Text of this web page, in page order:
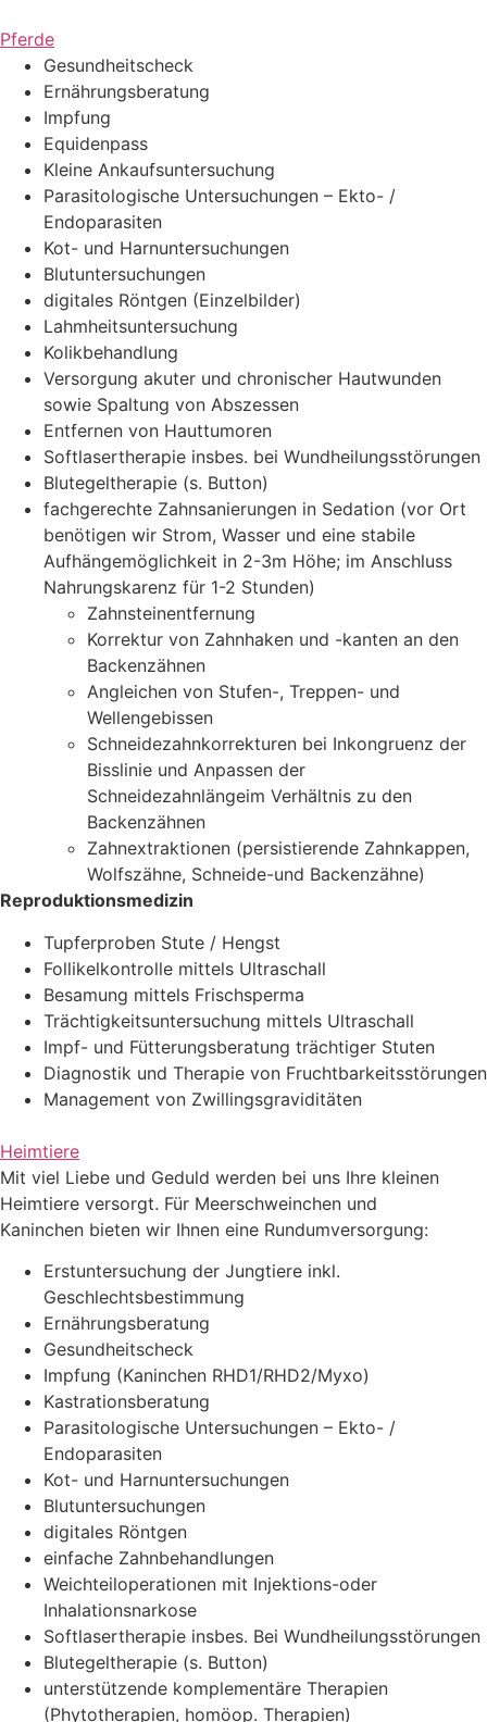
Pferde
Gesundheitscheck
Ernährungsberatung
Impfung
Equidenpass
Kleine Ankaufsuntersuchung
Parasitologische Untersuchungen – Ekto- /
Endoparasiten
Kot- und Harnuntersuchungen
Blutuntersuchungen
digitales Röntgen (Einzelbilder)
Lahmheitsuntersuchung
Kolikbehandlung
Versorgung akuter und chronischer Hautwunden
sowie Spaltung von Abszessen
Entfernen von Hauttumoren
Softlasertherapie insbes. bei Wundheilungsstörungen
Blutegeltherapie (s. Button)
fachgerechte Zahnsanierungen in Sedation (vor Ort
benötigen wir Strom, Wasser und eine stabile
Aufhängemöglichkeit in 2-3m Höhe; im Anschluss
Nahrungskarenz für 1-2 Stunden)
Zahnsteinentfernung
Korrektur von Zahnhaken und -kanten an den
Backenzähnen
Angleichen von Stufen-, Treppen- und
Wellengebissen
Schneidezahnkorrekturen bei Inkongruenz der
Bisslinie und Anpassen der
Schneidezahnlängeim Verhältnis zu den
Backenzähnen
Zahnextraktionen (persistierende Zahnkappen,
Wolfszähne, Schneide-und Backenzähne)
Reproduktionsmedizin
Tupferproben Stute / Hengst
Follikelkontrolle mittels Ultraschall
Besamung mittels Frischsperma
Trächtigkeitsuntersuchung mittels Ultraschall
Impf- und Fütterungsberatung trächtiger Stuten
Diagnostik und Therapie von Fruchtbarkeitsstörungen
Management von Zwillingsgraviditäten
Heimtiere
Mit viel Liebe und Geduld werden bei uns Ihre kleinen
Heimtiere versorgt. Für Meerschweinchen und
Kaninchen bieten wir Ihnen eine Rundumversorgung:
Erstuntersuchung der Jungtiere inkl.
Geschlechtsbestimmung
Ernährungsberatung
Gesundheitscheck
Impfung (Kaninchen RHD1/RHD2/Myxo)
Kastrationsberatung
Parasitologische Untersuchungen – Ekto- /
Endoparasiten
Kot- und Harnuntersuchungen
Blutuntersuchungen
digitales Röntgen
einfache Zahnbehandlungen
Weichteiloperationen mit Injektions-oder
Inhalationsnarkose
Softlasertherapie insbes. Bei Wundheilungsstörungen
Blutegeltherapie (s. Button)
unterstützende komplementäre Therapien
(Phytotherapien, homöop. Therapien)